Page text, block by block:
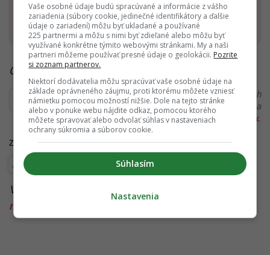
Pridať ako preferovaný zdroj
Startitup, odkaz sa otvorí v
Čítaj viac z kategórie:
Ďakujeme, že čítaš Startitup. V prípade, že máš postreh
alebo si našiel v článku chybu, napíš nám na
redakcia@startitup.sk.
Zdroj: TV Noviny
Opozícia Vláda Eduarda Hegera
Viac k téme: Ján Richter
nr sr
Vaše osobné údaje budú spracúvané a informácie z vášho
zariadenia (súbory cookie, jedinečné identifikátory a ďalšie
údaje o zariadení) môžu byť ukladané a používané
225 partnermi a môžu s nimi byť zdieľané alebo môžu byť
využívané konkrétne týmito webovými stránkami. My a naši
partneri môžeme používať presné údaje o geolokácii. Pozrite
si zoznam partnerov.
Niektorí dodávatelia môžu spracúvať vaše osobné údaje na
základe oprávneného záujmu, proti ktorému môžete vzniesť
námietku pomocou možností nižšie. Dole na tejto stránke
alebo v ponuke webu nájdite odkaz, pomocou ktorého
môžete spravovať alebo odvolať súhlas v nastaveniach
ochrany súkromia a súborov cookie.
Súhlasím
Nastavenia